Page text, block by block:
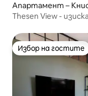
Апартамент –
Thesen View -
Избор на гостите
Избор на гостите